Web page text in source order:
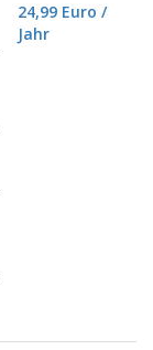
24,99 Euro /
Jahr